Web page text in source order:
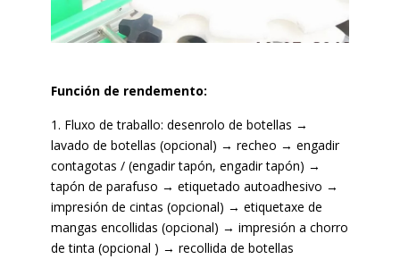
Función de rendemento:
1. Fluxo de traballo: desenrolo de botellas →
lavado de botellas (opcional) → recheo → engadir
contagotas / (engadir tapón, engadir tapón) →
tapón de parafuso → etiquetado autoadhesivo →
impresión de cintas (opcional) → etiquetaxe de
mangas encollidas (opcional) → impresión a chorro
de tinta (opcional ) → recollida de botellas